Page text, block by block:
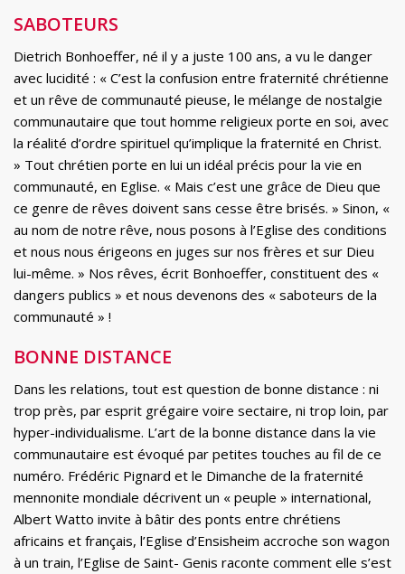
SABOTEURS
Dietrich Bonhoeffer, né il y a juste 100 ans, a vu le danger
avec lucidité : « C’est la confusion entre fraternité chrétienne
et un rêve de communauté pieuse, le mélange de nostalgie
communautaire que tout homme religieux porte en soi, avec
la réalité d’ordre spirituel qu’implique la fraternité en Christ.
» Tout chrétien porte en lui un idéal précis pour la vie en
communauté, en Eglise. « Mais c’est une grâce de Dieu que
ce genre de rêves doivent sans cesse être brisés. » Sinon, «
au nom de notre rêve, nous posons à l’Eglise des conditions
et nous nous érigeons en juges sur nos frères et sur Dieu
lui-même. » Nos rêves, écrit Bonhoeffer, constituent des «
dangers publics » et nous devenons des « saboteurs de la
communauté » !
BONNE DISTANCE
Dans les relations, tout est question de bonne distance : ni
trop près, par esprit grégaire voire sectaire, ni trop loin, par
hyper-individualisme. L’art de la bonne distance dans la vie
communautaire est évoqué par petites touches au fil de ce
numéro. Frédéric Pignard et le Dimanche de la fraternité
mennonite mondiale décrivent un « peuple » international,
Albert Watto invite à bâtir des ponts entre chrétiens
africains et français, l’Eglise d’Ensisheim accroche son wagon
à un train, l’Eglise de Saint- Genis raconte comment elle s’est